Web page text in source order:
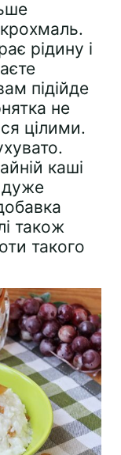
рідину і
підійде
не
цілими.
каші
дуже
також
такого